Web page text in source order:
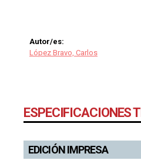
Autor/es:
López Bravo, Carlos
ESPECIFICACIONES
EDICIÓN IMPRESA